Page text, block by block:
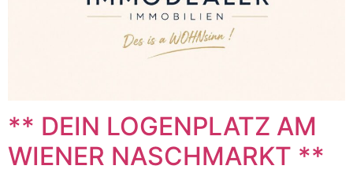
** DEIN LOGENPLATZ AM
WIENER NASCHMARKT **